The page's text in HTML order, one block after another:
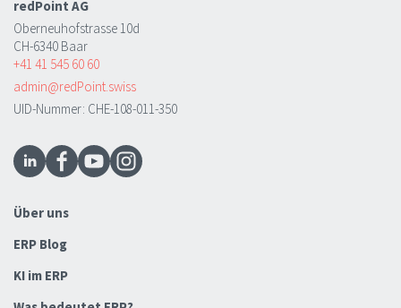
redPoint AG
Oberneuhofstrasse 10d
CH-6340 Baar
+41 41 545 60 60
admin@redPoint.swiss
UID-Nummer: CHE-108-011-350
Über uns
ERP Blog
KI im ERP